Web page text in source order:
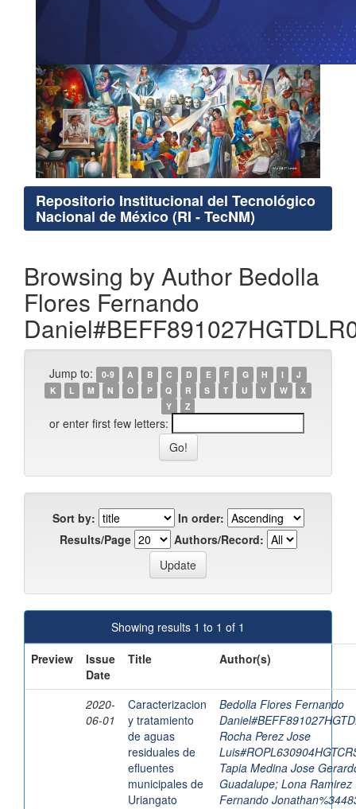
Repositorio Institucional del Tecnológico
Nacional de México (RI - TecNM)
Browsing by Author Bedolla
Flores Fernando
Jump to: 0-9 A B C D E F G H I
J
K
L M N O P Q R S T U V W
X
Y
Z
or enter first few letters:
Sort by:
In order:
Results/Page
Authors/Record:
Showing results 1 to 1 of 1
Preview
Issue
Date
Title Author(s)
2020-
06-01
Caracterizacion
y tratamiento
de aguas
residuales de
efluentes
municipales de
Uriangato
Bedolla Flores Fernando
Rocha Perez Jose
Tapia Medina Jose
Guadalupe; Lona Ramirez
Fernando